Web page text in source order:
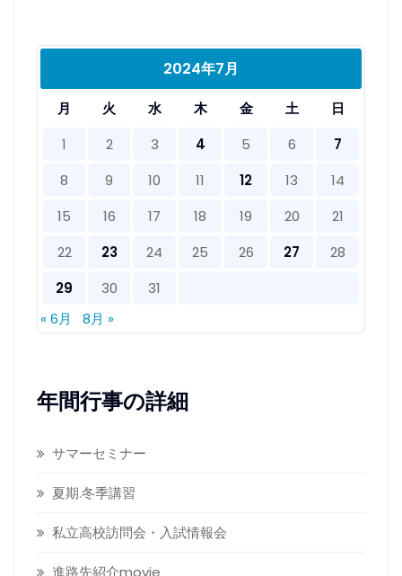
2024年7月
月 火 水 木 金 土
日
1
2 3 4 5 6
7
8
9 10 11 12 13
14
15
16 17 18 19 20
21
22
23 24 25 26 27
28
29
30
31
« 6月
8月 »
年間行事の詳細
サマーセミナー
夏期.冬季講習
私立高校訪問会・入試情報会
進路先紹介movie